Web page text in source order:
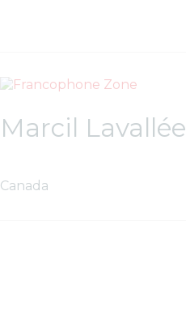
Marcil Lavallée
Canada